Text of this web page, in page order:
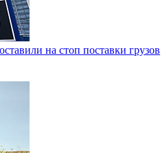
на стоп поставки грузов